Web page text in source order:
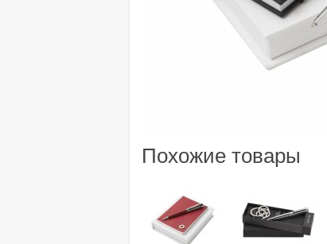
Похожие товары